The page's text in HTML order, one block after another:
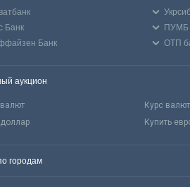
Банк
ПУМБ
Банк
ОТП
аукцион
Курс
Купить
городам